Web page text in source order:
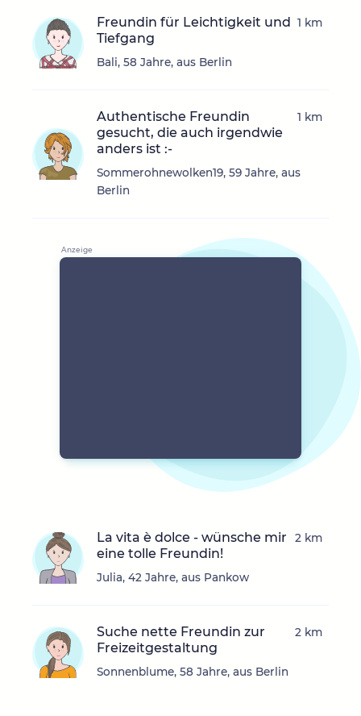
Freundin für Leichtigkeit und
Tiefgang
Bali, 58 Jahre, aus Berlin
1 km
Authentische Freundin
gesucht, die auch irgendwie
anders ist :-
Sommerohnewolken19, 59 Jahre, aus
Berlin
1 km
La vita è dolce - wünsche mir
eine tolle Freundin!
Julia, 42 Jahre, aus Pankow
2 km
Suche nette Freundin zur
Freizeitgestaltung
Sonnenblume, 58 Jahre, aus Berlin
2 km